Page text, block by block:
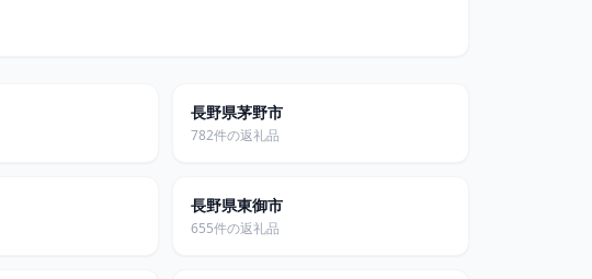
長野県茅野市
782件の返礼品
長野県東御市
655件の返礼品